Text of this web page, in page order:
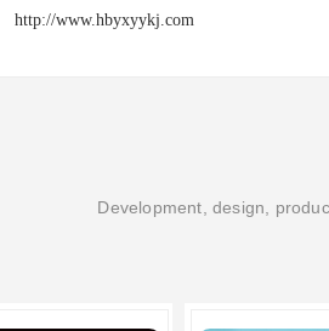
http://www.hbyxyykj.com
Development, design,